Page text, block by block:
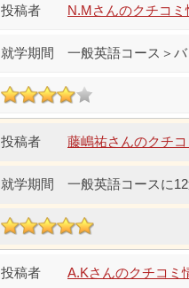
N.Mさんのクチコミ
一般英語コース＞
藤嶋祐さんのクチ
一般英語コースに
A.Kさんのクチコミ